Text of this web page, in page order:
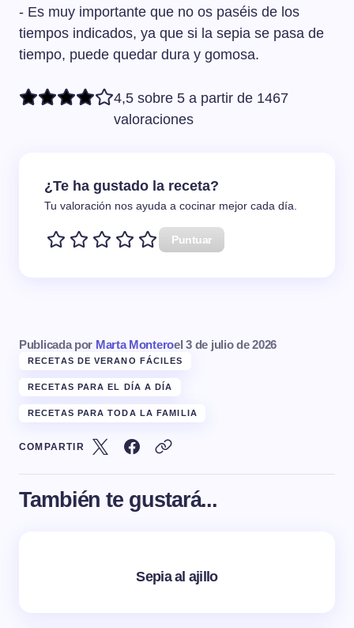
- Es muy importante que no os paséis de los
tiempos indicados, ya que si la sepia se pasa de
tiempo, puede quedar dura y gomosa.
4,5 sobre 5 a partir de 1467
valoraciones
¿Te ha gustado la receta?
Tu valoración nos ayuda a cocinar mejor cada día.
Puntuar
Publicada por Marta Monteroel 3 de julio de 2026
RECETAS DE VERANO FÁCILES
RECETAS PARA EL DÍA A DÍA
RECETAS PARA TODA LA FAMILIA
COMPARTIR
También te gustará...
Sepia al ajillo